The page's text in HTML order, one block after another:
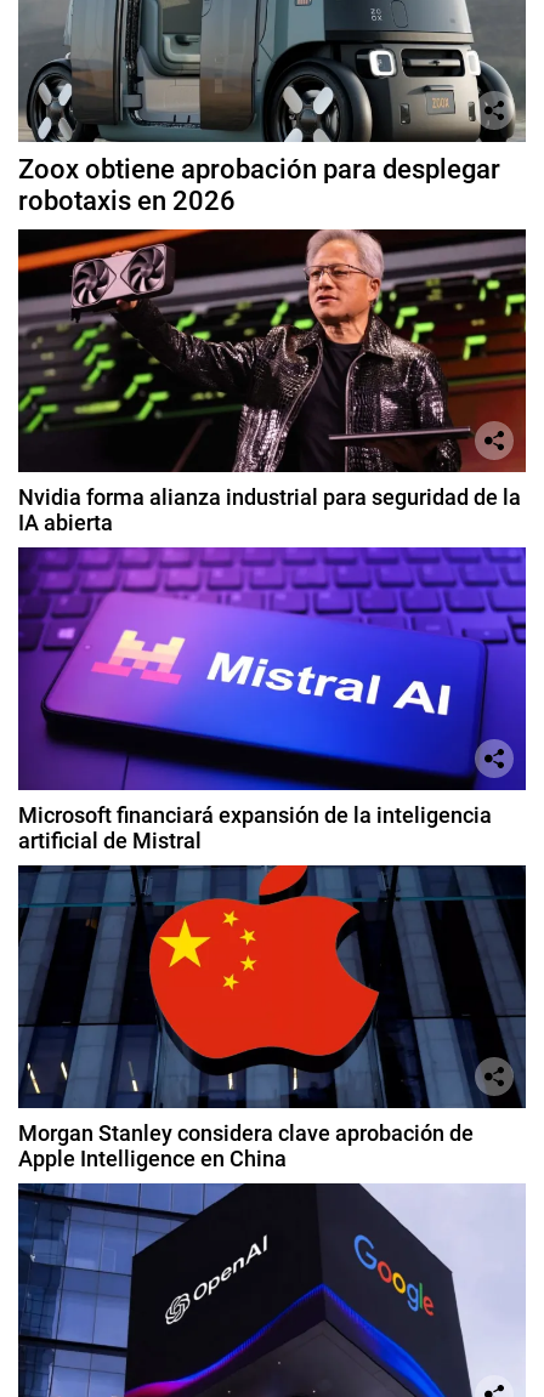
Zoox obtiene aprobación para desplegar
robotaxis en 2026
Nvidia forma alianza industrial para seguridad de la
IA abierta
Microsoft financiará expansión de la inteligencia
artificial de Mistral
Morgan Stanley considera clave aprobación de
Apple Intelligence en China